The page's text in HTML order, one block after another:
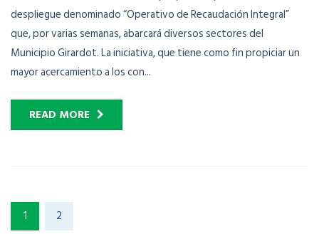
despliegue denominado “Operativo de Recaudación Integral”
que, por varias semanas, abarcará diversos sectores del
Municipio Girardot. La iniciativa, que tiene como fin propiciar un
mayor acercamiento a los con...
READ MORE
1 2